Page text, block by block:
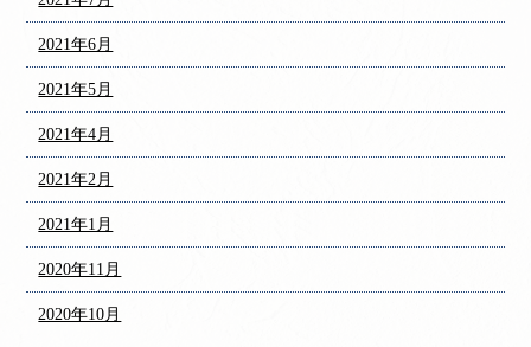
2021年6月
2021年5月
2021年4月
2021年2月
2021年1月
2020年11月
2020年10月